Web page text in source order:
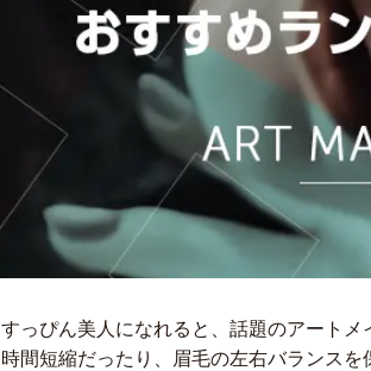
すっぴん美人になれると、話題のアート
時間短縮だったり、眉毛の左右バランス